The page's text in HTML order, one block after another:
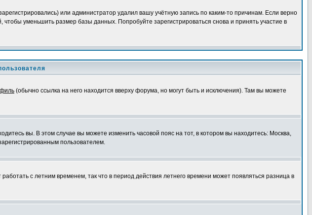
или администратор удалил вашу учётную запись по каким-то причинам. Если верно
уменьшить размер базы данных. Попробуйте зарегистрироваться снова и принять участие в
(обычно ссылка на него находится вверху форума, но могут быть и исключения). Там вы можете
вы. В этом случае вы можете изменить часовой пояс на тот, в котором вы находитесь: Москва,
пользователем.
с летним временем, так что в период действия летнего времени может появляться разница в